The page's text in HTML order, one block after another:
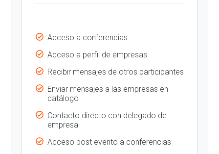
Acceso a conferencias
Acceso a perfil de empresas
Recibir mensajes de otros participantes
Enviar mensajes a las empresas en
catálogo
Contacto directo con delegado de
empresa
Acceso post evento a conferencias